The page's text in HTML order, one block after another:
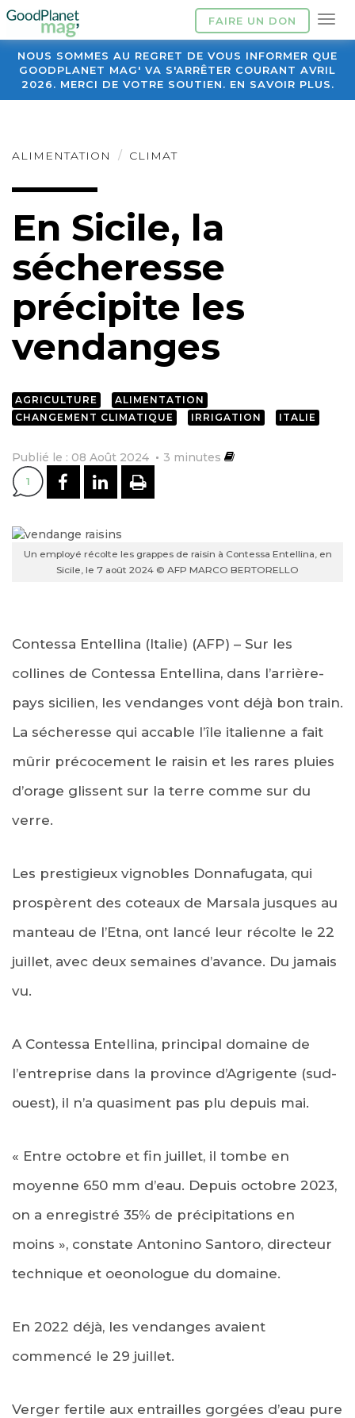
FAIRE UN DON
NOUS SOMMES AU REGRET DE VOUS INFORMER QUE
GOODPLANET MAG' VA S'ARRÊTER COURANT AVRIL
2026. MERCI DE VOTRE SOUTIEN. EN SAVOIR PLUS.
ALIMENTATION CLIMAT
En Sicile, la
sécheresse
précipite les
vendanges
AGRICULTURE
ALIMENTATION
CHANGEMENT CLIMATIQUE
IRRIGATION ITALIE
Publié le : 08 Août 2024 3 minutes
1 PARTAGER SUR FACEBOOK
PARTAGER SUR
IMPRIMER
Un employé récolte les grappes de raisin à Contessa Entellina, en
Sicile, le 7 août 2024 © AFP MARCO BERTORELLO
Contessa Entellina (Italie) (AFP) – Sur les
collines de Contessa Entellina, dans l’arrière-
pays sicilien, les vendanges vont déjà bon train.
La sécheresse qui accable l’île italienne a fait
mûrir précocement le raisin et les rares pluies
d’orage glissent sur la terre comme sur du
verre.
Les prestigieux vignobles Donnafugata, qui
prospèrent des coteaux de Marsala jusques au
manteau de l’Etna, ont lancé leur récolte le 22
juillet, avec deux semaines d’avance. Du jamais
vu.
A Contessa Entellina, principal domaine de
l’entreprise dans la province d’Agrigente (sud-
ouest), il n’a quasiment pas plu depuis mai.
« Entre octobre et fin juillet, il tombe en
moyenne 650 mm d’eau. Depuis octobre 2023,
on a enregistré 35% de précipitations en
moins », constate Antonino Santoro, directeur
technique et oeonologue du domaine.
En 2022 déjà, les vendanges avaient
commencé le 29 juillet.
Verger fertile aux entrailles gorgées d’eau pure